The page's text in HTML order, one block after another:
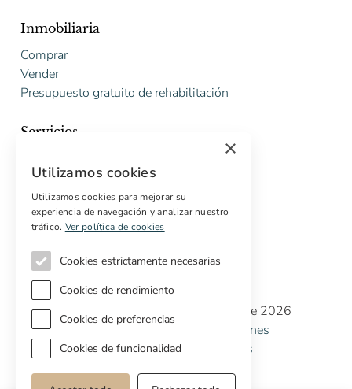
Inmobiliaria
Comprar
Vender
Presupuesto gratuito de rehabilitación
Servicios
Compradores internacionales
Propiedades off-market
Servicios para compradores
Copyright © Cottage Properties Real Estate 2026
Política de Privacidad
Terminos y Condiciones
Política de CookiesPreferencias de cookies
×
Utilizamos cookies
Utilizamos cookies para mejorar su
experiencia de navegación y analizar nuestro
tráfico. Ver política de cookies
Cookies estrictamente necesarias
Cookies de rendimiento
Cookies de preferencias
Cookies de funcionalidad